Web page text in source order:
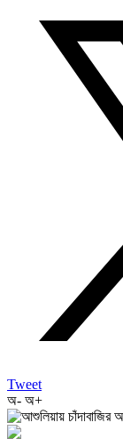
Tweet
অ- অ+